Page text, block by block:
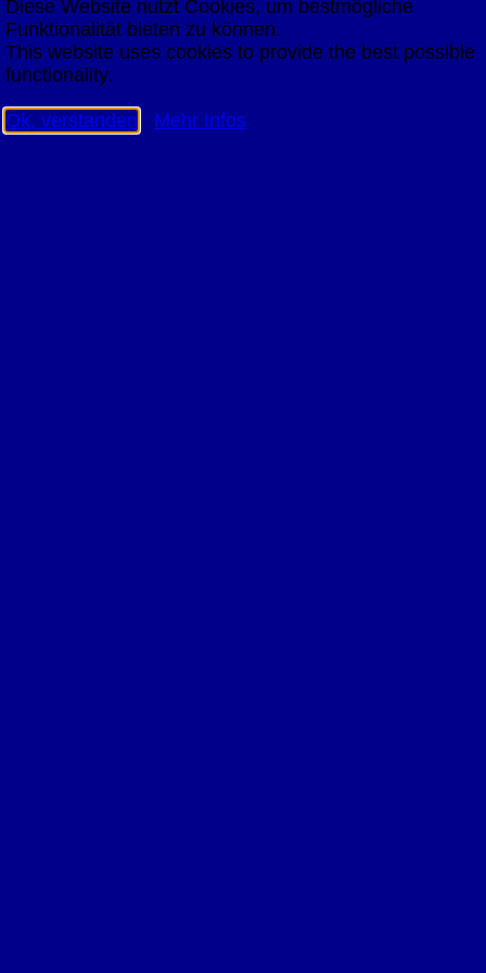
Diese Website nutzt Cookies, um bestmögliche
Funktionalität bieten zu können.
This website uses cookies to provide the best possible
functionality.
Ok, verstanden Mehr Infos